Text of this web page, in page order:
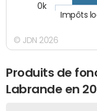
Impôts
0k
© JDN 2026
Produits de
Labrande en